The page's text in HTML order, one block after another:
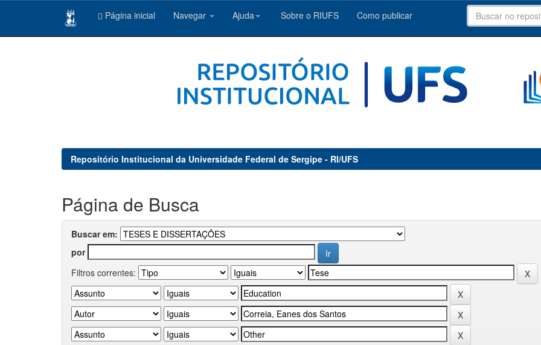
Página inicial Navegar Ajuda Sobre o RIUFS Como publicar
Repositório Institucional da Universidade Federal de Sergipe - RI/UFS
Página de Busca
Buscar em:
por
Filtros correntes: